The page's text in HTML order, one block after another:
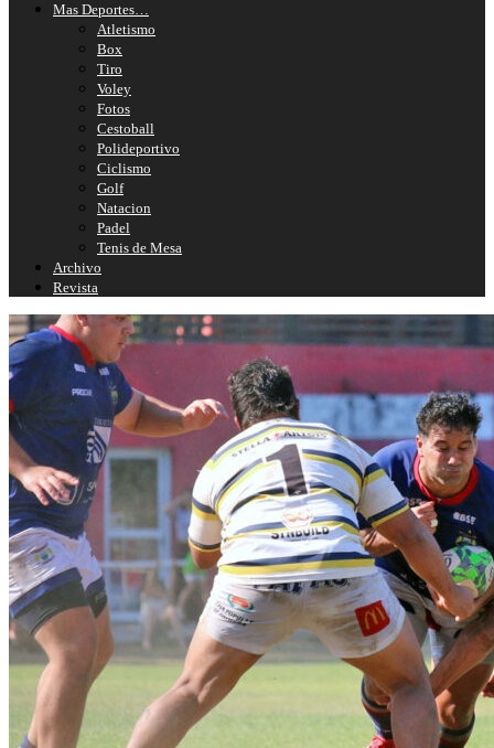
Mas Deportes…
Atletismo
Box
Tiro
Voley
Fotos
Cestoball
Polideportivo
Ciclismo
Golf
Natacion
Padel
Tenis de Mesa
Archivo
Revista